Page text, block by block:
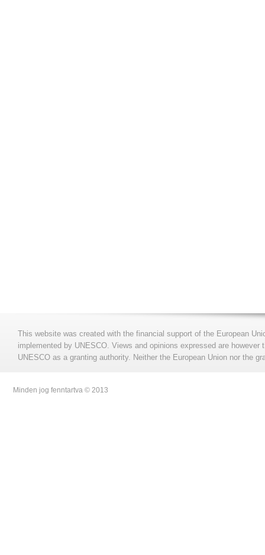
This website was created with the financial support of the European
implemented by UNESCO. Views and opinions expressed are
UNESCO as a granting authority. Neither the European Union nor the
Minden jog fenntartva © 2013